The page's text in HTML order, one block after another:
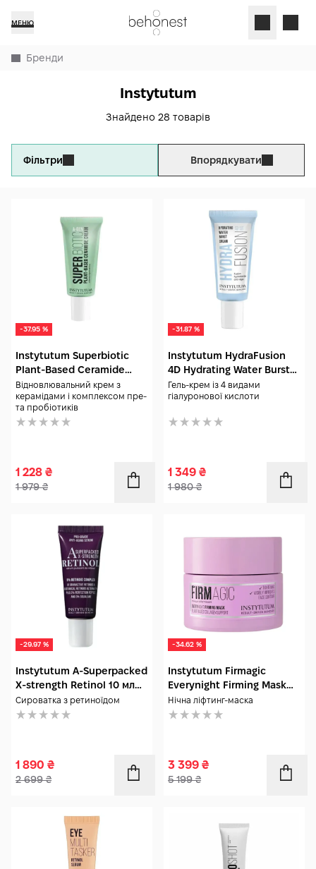
МЕНЮ
Бренди
Instytutum
Знайдено 28 товарів
Фільтри Впорядкувати
-37.95 %
Instytutum Superbiotic
Plant-Based Ceramide
Cream 15 мл Travel size
Відновлювальний крем з
керамідами і комплексом пре-
та пробіотиків
1 228 ₴
1 979₴
-31.87 %
Instytutum HydraFusion
4D Hydrating Water Burst
Cream 15 мл Travel size
Гель-крем із 4 видами
гіалуронової кислоти
1 349 ₴
1 980₴
-29.97 %
Instytutum A-Superpacked
X-strength Retinol 10 мл
Travel size
Сироватка з ретиноїдом
1 890 ₴
2 699₴
-34.62 %
Instytutum Firmagic
Everynight Firming Mask
50 мл
Нічна ліфтинг-маска
3 399 ₴
5 199₴